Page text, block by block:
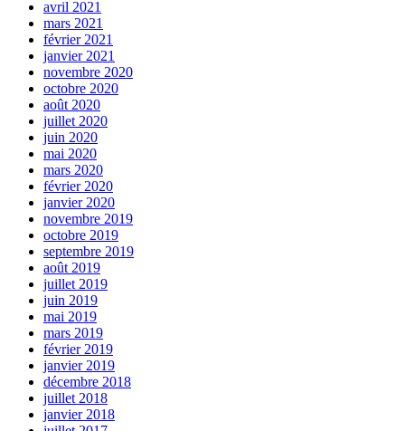
avril 2021
mars 2021
février 2021
janvier 2021
novembre 2020
octobre 2020
août 2020
juillet 2020
juin 2020
mai 2020
mars 2020
février 2020
janvier 2020
novembre 2019
octobre 2019
septembre 2019
août 2019
juillet 2019
juin 2019
mai 2019
mars 2019
février 2019
janvier 2019
décembre 2018
juillet 2018
janvier 2018